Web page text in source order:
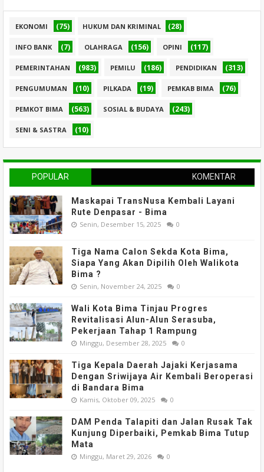
EKONOMI (75) HUKUM DAN KRIMINAL (28)
INFO BANK (7) OLAHRAGA (156) OPINI (117)
PEMERINTAHAN (983) PEMILU (186) PENDIDIKAN (313)
PENGUMUMAN (10) PILKADA (19) PEMKAB BIMA (76)
PEMKOT BIMA (563) SOSIAL & BUDAYA (243)
SENI & SASTRA (10)
POPULAR KOMENTAR
Maskapai TransNusa Kembali Layani
Rute Denpasar - Bima
Senin, Desember 15, 2025 0
Tiga Nama Calon Sekda Kota Bima,
Siapa Yang Akan Dipilih Oleh Walikota
Bima ?
Senin, November 24, 2025 0
Wali Kota Bima Tinjau Progres
Revitalisasi Alun-Alun Serasuba,
Pekerjaan Tahap 1 Rampung
Minggu, Desember 28, 2025 0
Tiga Kepala Daerah Jajaki Kerjasama
Dengan Sriwijaya Air Kembali Beroperasi
di Bandara Bima
Kamis, Oktober 09, 2025 0
DAM Penda Talapiti dan Jalan Rusak Tak
Kunjung Diperbaiki, Pemkab Bima Tutup
Mata
Minggu, Maret 29, 2026 0